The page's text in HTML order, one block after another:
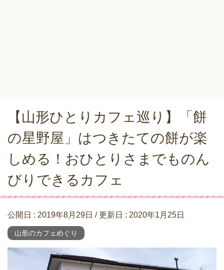
【山形ひとりカフェ巡り】「餅
の星野屋」はつきたての餅が楽
しめる！おひとりさまでものん
びりできるカフェ
公開日 : 2019年8月29日 / 更新日 : 2020年1月25日
山形のカフェめぐり